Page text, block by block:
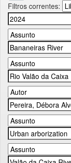
Filtros correntes: